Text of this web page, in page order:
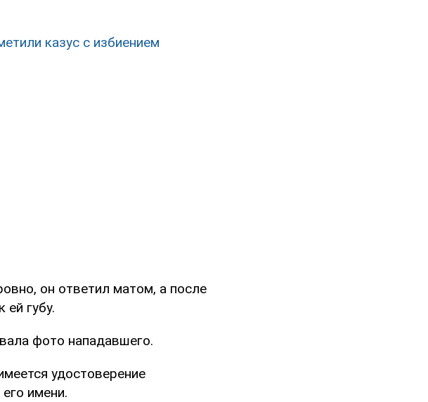
казус с избиением
он ответил матом, а после
губу.
фото нападавшего.
удостоверение
имени.